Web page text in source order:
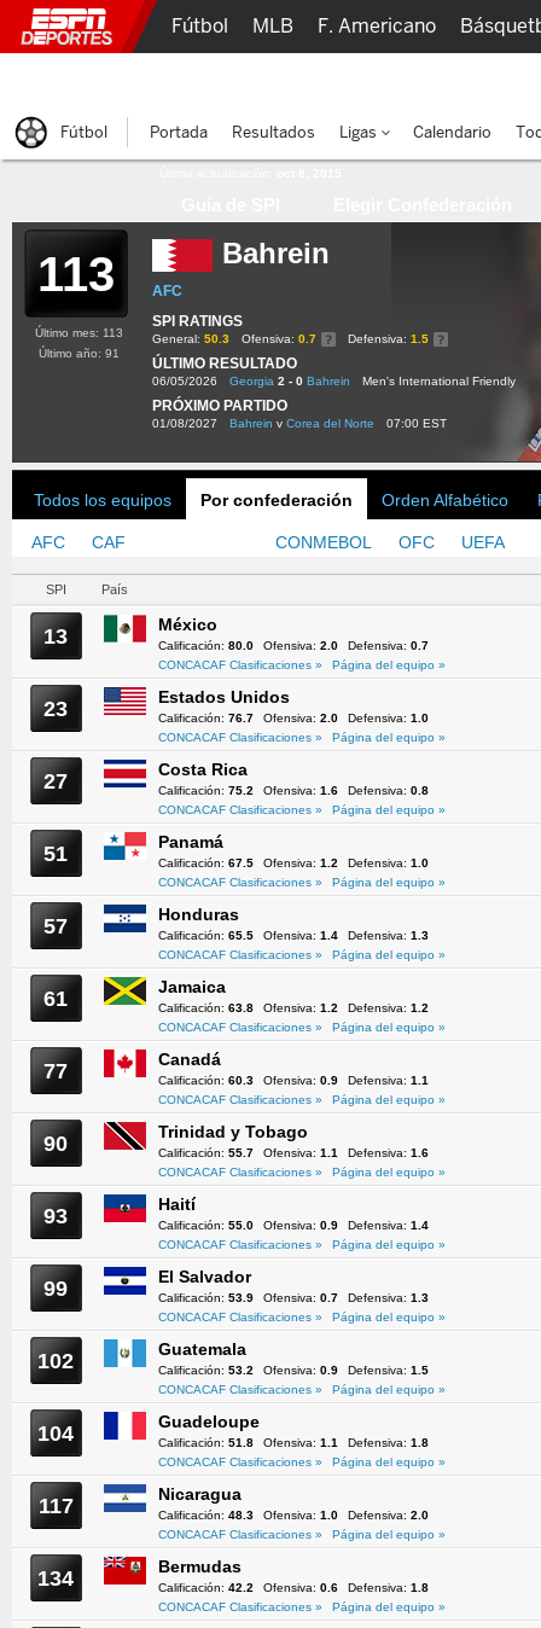
113 Bahrein
AFC
SPI RATINGS
General: 50.3 Ofensiva: 0.7 Defensiva: 1.5
ÚLTIMO RESULTADO
06/05/2026 Georgia 2 - 0 Bahrein Men's International Friendly
PRÓXIMO PARTIDO
01/08/2027 Bahrein v Corea del Norte 07:00 EST
Último mes: 113
Último año: 91
Todos los equipos Por confederación Orden Alfabético
AFC CAF CONMEBOL OFC UEFA
SPI País
13 México
Calificación: 80.0 Ofensiva: 2.0 Defensiva: 0.7
CONCACAF Clasificaciones »
Página del equipo »
23 Estados Unidos
Calificación: 76.7 Ofensiva: 2.0 Defensiva: 1.0
CONCACAF Clasificaciones »
Página del equipo »
27 Costa Rica
Calificación: 75.2 Ofensiva: 1.6 Defensiva: 0.8
CONCACAF Clasificaciones »
Página del equipo »
51 Panamá
Calificación: 67.5 Ofensiva: 1.2 Defensiva: 1.0
CONCACAF Clasificaciones »
Página del equipo »
57 Honduras
Calificación: 65.5 Ofensiva: 1.4 Defensiva: 1.3
CONCACAF Clasificaciones »
Página del equipo »
61 Jamaica
Calificación: 63.8 Ofensiva: 1.2 Defensiva: 1.2
CONCACAF Clasificaciones »
Página del equipo »
77 Canadá
Calificación: 60.3 Ofensiva: 0.9 Defensiva: 1.1
CONCACAF Clasificaciones »
Página del equipo »
90 Trinidad y Tobago
Calificación: 55.7 Ofensiva: 1.1 Defensiva: 1.6
CONCACAF Clasificaciones »
Página del equipo »
93 Haití
Calificación: 55.0 Ofensiva: 0.9 Defensiva: 1.4
CONCACAF Clasificaciones »
Página del equipo »
99 El Salvador
Calificación: 53.9 Ofensiva: 0.7 Defensiva: 1.3
CONCACAF Clasificaciones »
Página del equipo »
102 Guatemala
Calificación: 53.2 Ofensiva: 0.9 Defensiva: 1.5
CONCACAF Clasificaciones »
Página del equipo »
104 Guadeloupe
Calificación: 51.8 Ofensiva: 1.1 Defensiva: 1.8
CONCACAF Clasificaciones »
Página del equipo »
117 Nicaragua
Calificación: 48.3 Ofensiva: 1.0 Defensiva: 2.0
CONCACAF Clasificaciones »
Página del equipo »
134 Bermudas
Calificación: 42.2 Ofensiva: 0.6 Defensiva: 1.8
CONCACAF Clasificaciones »
Página del equipo »
Fútbol MLB F. Americano
Fútbol Portada Resultados Ligas Calendario